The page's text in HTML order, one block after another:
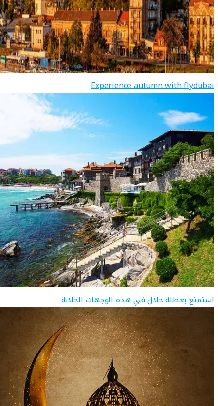
Experience autumn with flydubai
استمتع بعطلة حلال في هذه الوجهات الخلابة